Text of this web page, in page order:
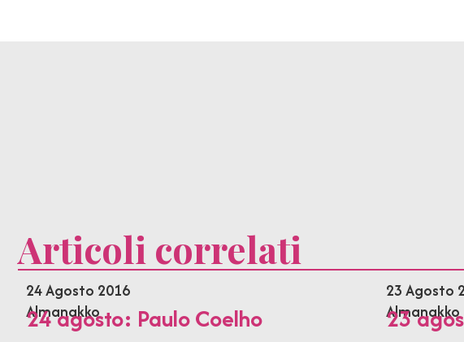
Articoli correlati
24 Agosto 2016
Almanakko
24 agosto: Paulo Coelho
23 Agosto
Almanakko
23